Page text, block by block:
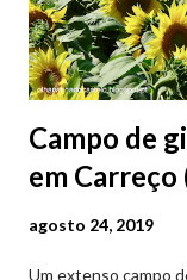
Campo de
em Carreço
agosto 24, 2019
Um extenso campo